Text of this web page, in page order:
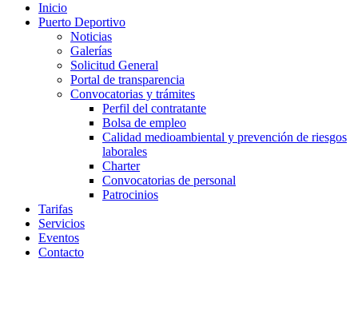
Inicio
Puerto Deportivo
Noticias
Galerías
Solicitud General
Portal de transparencia
Convocatorias y trámites
Perfil del contratante
Bolsa de empleo
Calidad medioambiental y prevención de riesgos
laborales
Charter
Convocatorias de personal
Patrocinios
Tarifas
Servicios
Eventos
Contacto